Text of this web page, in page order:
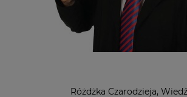
Różdżka Czarodzieja,